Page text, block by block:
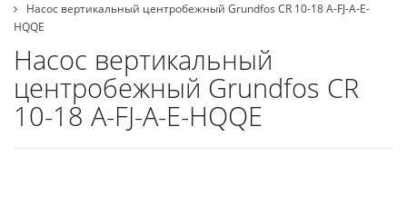
Насос вертикальный центробежный Grundfos CR 10-18 A-FJ-A-E-
HQQE
Насос вертикальный
центробежный Grundfos CR
10-18 A-FJ-A-E-HQQE